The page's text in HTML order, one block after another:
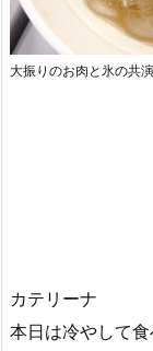
大振りのお肉と氷の共演
カテリーナ
本日は冷やして